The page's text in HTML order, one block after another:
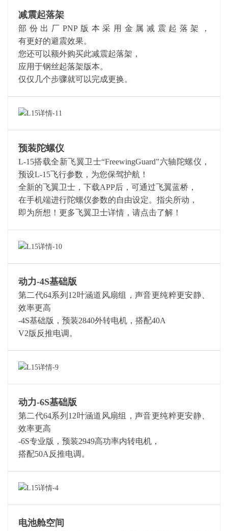
减震起落架
部份出厂PNP版本采用金属减震起落架，
有更好的避震效果。
您还可以额外购买此减震起落架，
应用于钢丝起落架版本。
仅仅几个步骤就可以完成更换。
预装陀螺仪
L-15搭载全新飞翼卫士“FreewingGuard”六轴陀螺仪，
预设L-15飞行参数，为您保驾护航！
全新的飞翼卫士，下载APP后，可通过飞翼蓝桥，
在手机端进行陀螺仪参数的自由设定。指尖所动，
即为所想！更多飞翼卫士详情，请点击了解！
动力-4S基础版
第二代64系列12叶涵道风扇组，声音更纯粹更安静、
效率更高
-4S基础版，预装2840外转电机，搭配40A
V2版反推电调。
动力-6S基础版
第二代64系列12叶涵道风扇组，声音更纯粹更安静、
效率更高
-6S专业版，预装2949高功率内转电机，
搭配50A反推电调。
电池舱空间